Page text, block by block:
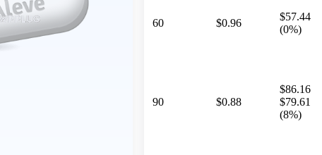
60 $0.96
$57.44
(0%)
90 $0.88
$86.16
$79.61
(8%)